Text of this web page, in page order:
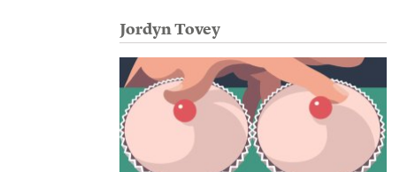
Jordyn Tovey